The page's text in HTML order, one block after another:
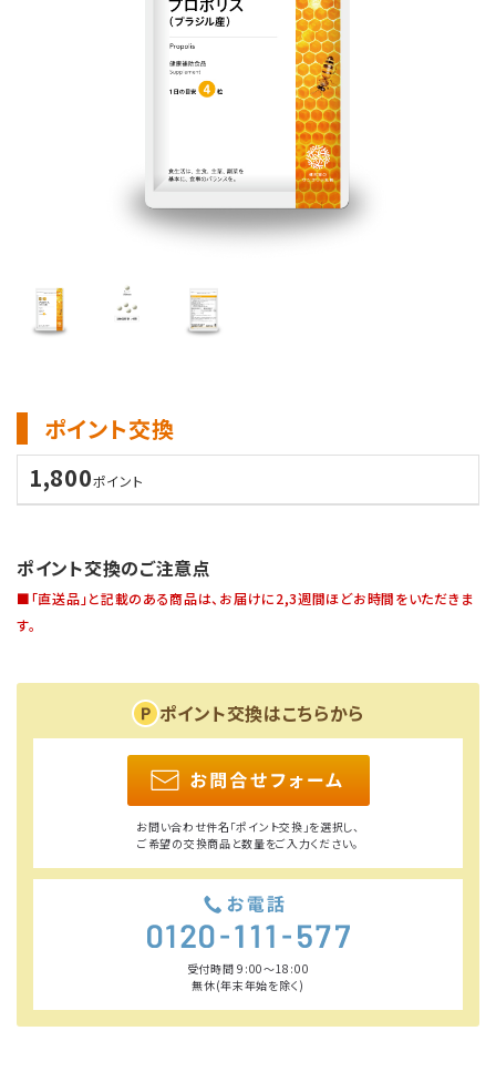
ポイント交換
1,800ポイント
ポイント交換のご注意点
■「直送品」と記載のある商品は、お届けに2,3週間ほどお時間をいただきま
す。
ポイント交換はこちらから
お問い合わせ件名「ポイント交換」を選択し、
ご希望の交換商品と数量をご入力ください。
受付時間 9:00〜18:00
無休(年末年始を除く)